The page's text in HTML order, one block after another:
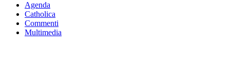
Agenda
Catholica
Commenti
Multimedia